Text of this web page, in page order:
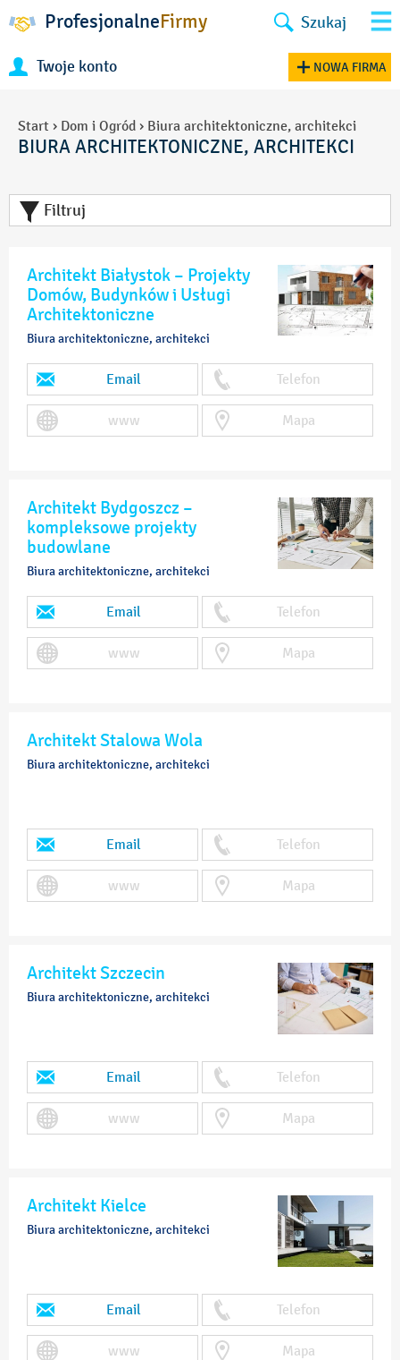
ProfesjonalneFirmy Szukaj
Twoje konto NOWA FIRMA
Start › Dom i Ogród › Biura architektoniczne, architekci
BIURA ARCHITEKTONICZNE, ARCHITEKCI
Filtruj
Architekt Białystok – Projekty
Domów, Budynków i Usługi
Architektoniczne
Biura architektoniczne, architekci
Email Telefon
www Mapa
Architekt Bydgoszcz –
kompleksowe projekty
budowlane
Biura architektoniczne, architekci
Email Telefon
www Mapa
Architekt Stalowa Wola
Biura architektoniczne, architekci
Email Telefon
www Mapa
Architekt Szczecin
Biura architektoniczne, architekci
Email Telefon
www Mapa
Architekt Kielce
Biura architektoniczne, architekci
Email Telefon
www Mapa